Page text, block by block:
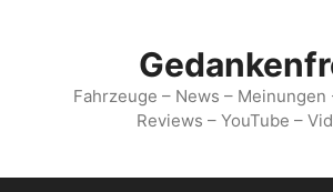
Fahrzeuge – News – Meinungen
Reviews – YouTube –